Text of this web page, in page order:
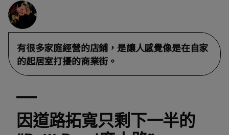
有很多家庭經營的店鋪，是讓人感覺像是在自家
的起居室打擾的商業街。
因道路拓寬只剩下一半的